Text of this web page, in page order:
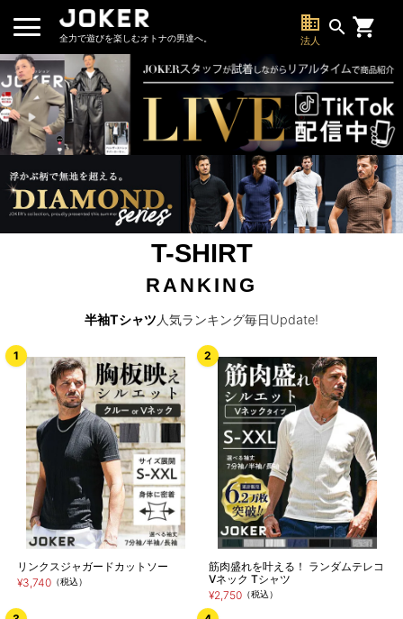
全力で遊びを楽しむオトナの男達へ。
business
法人
search
T-SHIRT
RANKING
半袖Tシャツ 人気ランキング毎日Update!
リンクスジャガードカットソー
¥3,740（税込）
筋肉盛れを叶える！ ランダムテレコ
Vネック Tシャツ
¥2,750（税込）